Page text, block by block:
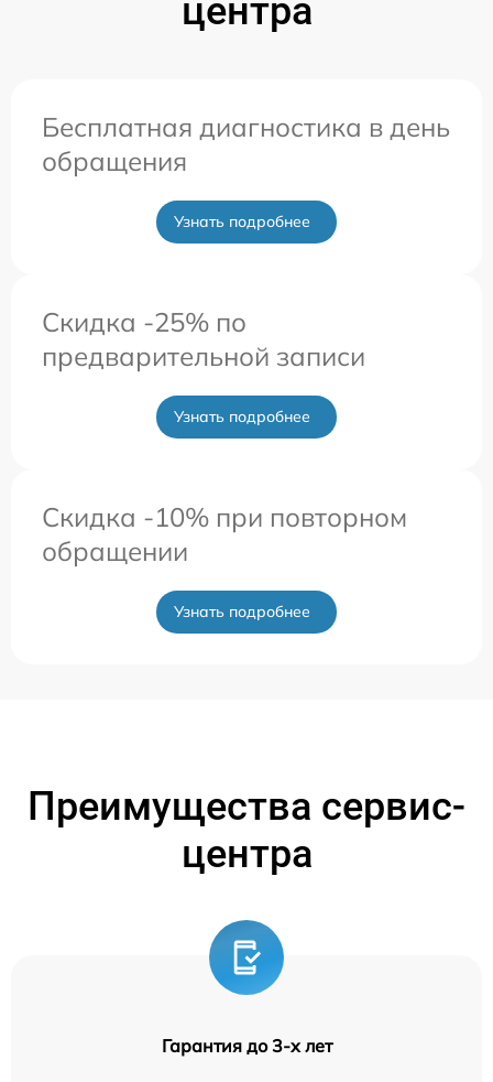
центра
Бесплатная диагностика в день
обращения
Узнать подробнее
Скидка -25% по
предварительной записи
Узнать подробнее
Скидка -10% при повторном
обращении
Узнать подробнее
Преимущества сервис-
центра
Гарантия до 3-х лет